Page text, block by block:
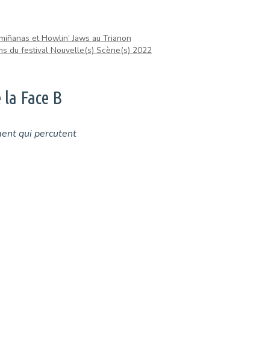
et Howlin’ Jaws au Trianon
du festival Nouvelle(s) Scène(s) 2022
la Face B
qui percutent